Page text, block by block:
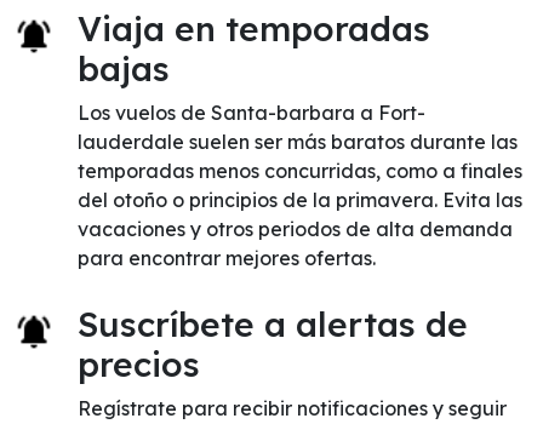
Viaja en temporadas
bajas
Los vuelos de Santa-barbara a Fort-
lauderdale suelen ser más baratos durante las
temporadas menos concurridas, como a finales
del otoño o principios de la primavera. Evita las
vacaciones y otros periodos de alta demanda
para encontrar mejores ofertas.
Suscríbete a alertas de
precios
Regístrate para recibir notificaciones y seguir